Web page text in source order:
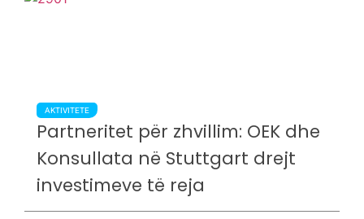
AKTIVITETE
Partneritet për zhvillim: OEK dhe
Konsullata në Stuttgart drejt
investimeve të reja